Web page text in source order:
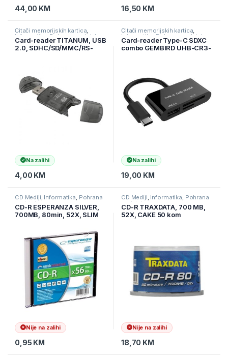
44,00 KM 16,50 KM
Čitači memorijskih kartica,
Informatika Pohrana podataka
Card-reader TITANUM, USB
2.0, SDHC/SD/MMC/RS-
Na zalihi
4,00 KM
Čitači memorijskih kartica,
Informatika Pohrana podataka
Card-reader Type-C SDXC
combo GEMBIRD UHB-CR3-
Na zalihi
19,00 KM
CD Mediji, Informatika, Pohrana
podataka
CD-R ESPERANZA SILVER,
700MB, 80min, 52X, SLIM
Nije na zalihi
0,95 KM
CD Mediji, Informatika, Pohrana
podataka
CD-R TRAXDATA, 700 MB,
52X, CAKE 50 kom
Nije na zalihi
18,70 KM